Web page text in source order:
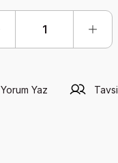
Yorum Yaz